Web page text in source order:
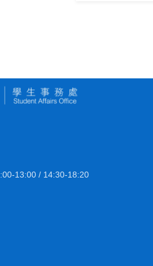
13:00 / 14:30-18:20